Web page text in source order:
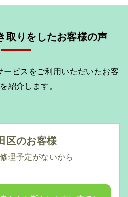
取りをしたお客様の声
ビスをご利用いただいたお客
紹介します。
区のお客様
修理予定がないから